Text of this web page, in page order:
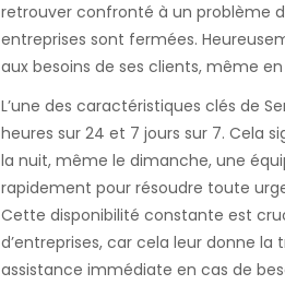
retrouver confronté à un problème
entreprises sont fermées.
aux besoins de ses clients, même
L’une des caractéristiques clés de
heures sur 24 et 7 jours sur 7. Cela
la nuit, même le dimanche, une
rapidement pour résoudre toute
Cette disponibilité constante est
d’entreprises, car cela leur donne la
assistance immédiate en cas de